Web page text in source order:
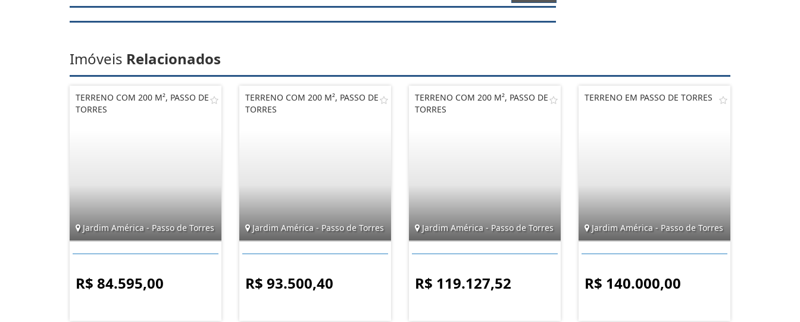
Imóveis Relacionados
TERRENO COM 200 M², PASSO DE
TORRES
Jardim América - Passo de Torres
R$ 84.595,00
TERRENO COM 200 M², PASSO DE
TORRES
Jardim América - Passo de Torres
R$ 93.500,40
TERRENO COM 200 M², PASSO DE
TORRES
Jardim América - Passo de Torres
R$ 119.127,52
TERRENO EM PASSO DE TORRES
Jardim América - Passo de Torres
R$ 140.000,00